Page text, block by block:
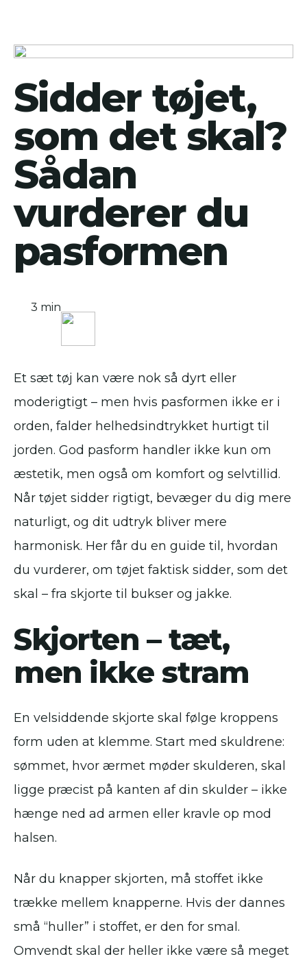
Sidder tøjet,
som det skal?
Sådan
vurderer du
pasformen
3 min
Et sæt tøj kan være nok så dyrt eller
moderigtigt – men hvis pasformen ikke er i
orden, falder helhedsindtrykket hurtigt til
jorden. God pasform handler ikke kun om
æstetik, men også om komfort og selvtillid.
Når tøjet sidder rigtigt, bevæger du dig mere
naturligt, og dit udtryk bliver mere
harmonisk. Her får du en guide til, hvordan
du vurderer, om tøjet faktisk sidder, som det
skal – fra skjorte til bukser og jakke.
Skjorten – tæt,
men ikke stram
En velsiddende skjorte skal følge kroppens
form uden at klemme. Start med skuldrene:
sømmet, hvor ærmet møder skulderen, skal
ligge præcist på kanten af din skulder – ikke
hænge ned ad armen eller kravle op mod
halsen.
Når du knapper skjorten, må stoffet ikke
trække mellem knapperne. Hvis der dannes
små “huller” i stoffet, er den for smal.
Omvendt skal der heller ikke være så meget